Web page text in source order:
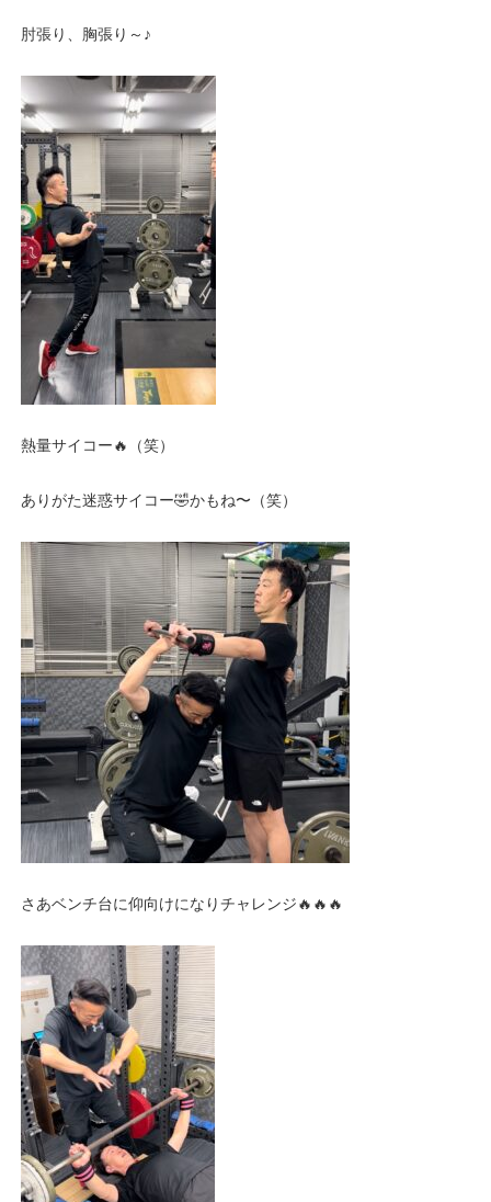
肘張り、胸張り～♪
熱量サイコー🔥（笑）
ありがた迷惑サイコー🤣かもね〜（笑）
さあベンチ台に仰向けになりチャレンジ🔥🔥🔥